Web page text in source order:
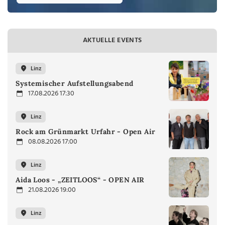
AKTUELLE EVENTS
Linz
Systemischer Aufstellungsabend
17.08.2026 17:30
Linz
Rock am Grünmarkt Urfahr - Open Air
08.08.2026 17:00
Linz
Aida Loos - „ZEITLOOS“ - OPEN AIR
21.08.2026 19:00
Linz